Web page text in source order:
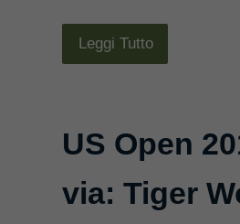
Leggi Tutto
US Open
via: Tiger